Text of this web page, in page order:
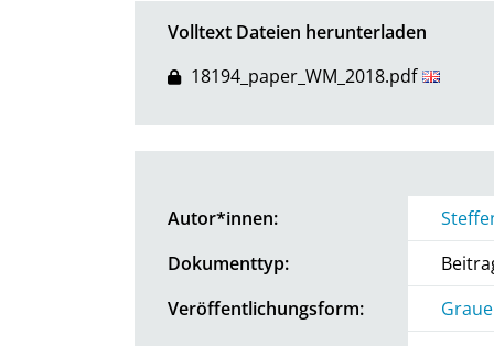
Volltext Dateien herunterladen
18194_paper_WM_2018.pdf
Autor*innen:
Dokumenttyp:
Veröffentlichungsform: